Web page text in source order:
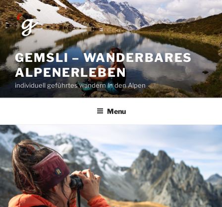
Skip
to
content
GEMSLI – WANDERBARES
ALPENERLEBEN
individuell geführtes wandern in den Alpen
Menu